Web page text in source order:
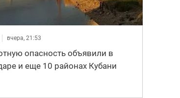
вчера, 21:53
опасность объявили в
и еще 10 районах Кубани